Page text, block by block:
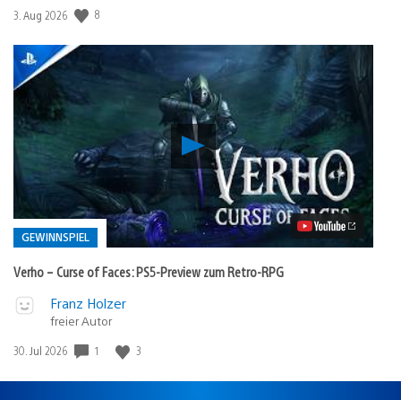
Veröffentlichungsdatum:
3. Aug 2026 8
Verho
–
Curse
of
Faces:
PS5-
Preview
zum
Retro-
GEWINNSPIEL
Verho – Curse of Faces: PS5-Preview zum Retro-RPG
Veröffentlicht
Gewinnspiel
Franz Holzer
freier Autor
Veröffentlichungsdatum:
30. Jul 2026 1 3